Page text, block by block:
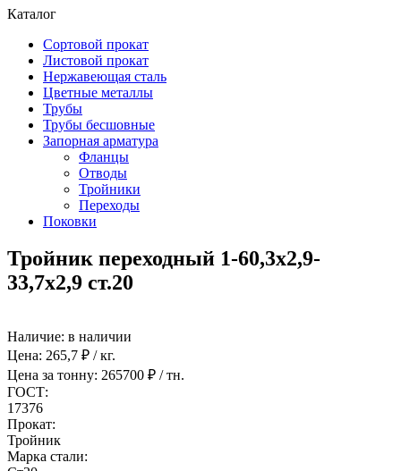
Каталог
Сортовой прокат
Листовой прокат
Нержавеющая сталь
Цветные металлы
Трубы
Трубы бесшовные
Запорная арматура
Фланцы
Отводы
Тройники
Переходы
Поковки
Тройник переходный 1-60,3х2,9-
33,7х2,9 ст.20
Наличие: в наличии
Цена: 265,7 ₽ / кг.
Цена за тонну: 265700 ₽ / тн.
ГОСТ:
17376
Прокат:
Тройник
Марка стали: